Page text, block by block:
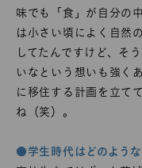
味でも「食」が自分の
は小さい頃によく自然
してたんですけど、そ
いなという想いも強く
に移住する計画を立て
ね（笑）。
●学生時代はどのよう